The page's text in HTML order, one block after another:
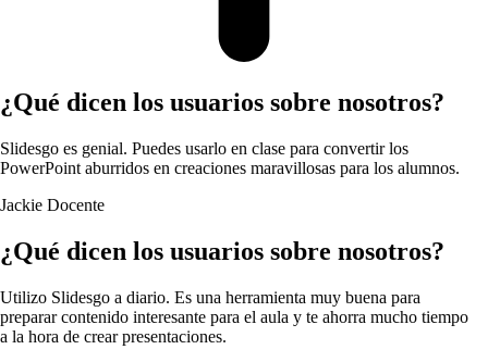
¿Qué dicen los usuarios sobre nosotros?
Slidesgo es genial. Puedes usarlo en clase para convertir los
PowerPoint aburridos en creaciones maravillosas para los alumnos.
Jackie Docente
¿Qué dicen los usuarios sobre nosotros?
Utilizo Slidesgo a diario. Es una herramienta muy buena para
preparar contenido interesante para el aula y te ahorra mucho tiempo
a la hora de crear presentaciones.